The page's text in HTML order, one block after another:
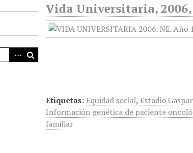
Vida Universitaria, 2006,
Etiquetas: Equidad social, Estadio
Información genética de paciente
familiar